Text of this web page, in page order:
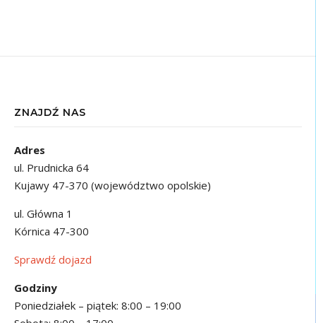
ZNAJDŹ NAS
Adres
ul. Prudnicka 64
Kujawy 47-370 (województwo opolskie)
ul. Główna 1
Kórnica 47-300
Sprawdź dojazd
Godziny
Poniedziałek – piątek: 8:00 – 19:00